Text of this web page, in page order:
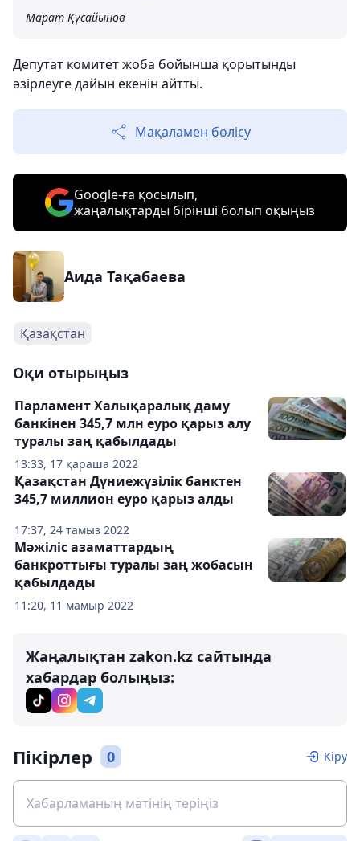
Марат Құсайынов
Депутат комитет жоба бойынша қорытынды
әзірлеуге дайын екенін айтты.
Мақаламен бөлісу
Google-ға қосылып,
жаңалықтарды бірінші болып оқыңыз
Аида Тақабаева
Қазақстан
Оқи отырыңыз
13:33, 17 қараша 2022
Парламент Халықаралық даму
банкінен 345,7 млн еуро қарыз алу
туралы заң қабылдады
17:37, 24 тамыз 2022
Қазақстан Дүниежүзілік банктен
345,7 миллион еуро қарыз алды
11:20, 11 мамыр 2022
Мәжіліс азаматтардың
банкроттығы туралы заң жобасын
қабылдады
Жаңалықтан zakon.kz сайтында
хабардар болыңыз:
Пікірлер 0 Кіру